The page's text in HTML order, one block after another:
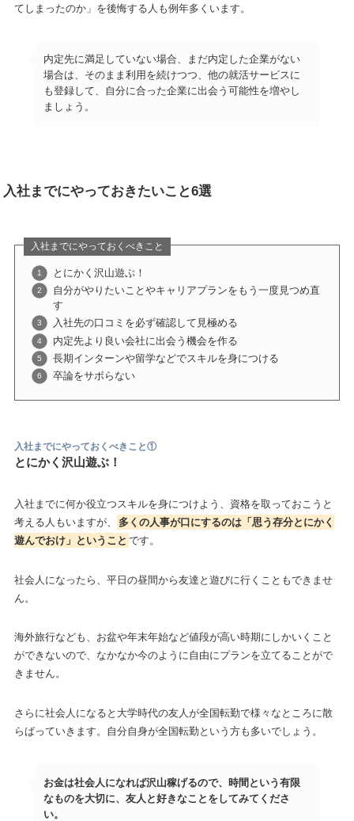
てしまったのか」を後悔する人も例年多くいます。
内定先に満足していない場合、まだ内定した企業がない
場合は、そのまま利用を続けつつ、他の就活サービスに
も登録して、自分に合った企業に出会う可能性を増やし
ましょう。
入社までにやっておきたいこと6選
入社までにやっておくべきこと
とにかく沢山遊ぶ！
自分がやりたいことやキャリアプランをもう一度見つめ直
す
入社先の口コミを必ず確認して見極める
内定先より良い会社に出会う機会を作る
長期インターンや留学などでスキルを身につける
卒論をサボらない
入社までにやっておくべきこと①
とにかく沢山遊ぶ！
入社までに何か役立つスキルを身につけよう、資格を取っておこうと
考える人もいますが、
多くの人事が口にするのは「思う存分とにかく
遊んでおけ」ということ です。
社会人になったら、平日の昼間から友達と遊びに行くこともできませ
ん。
海外旅行なども、お盆や年末年始など値段が高い時期にしかいくこと
ができないので、なかなか今のように自由にプランを立てることがで
きません。
さらに社会人になると大学時代の友人が全国転勤で様々なところに散
らばっていきます。自分自身が全国転勤という方も多いでしょう。
お金は社会人になれば沢山稼げるので、時間という有限
なものを大切に、友人と好きなことをしてみてくださ
い。